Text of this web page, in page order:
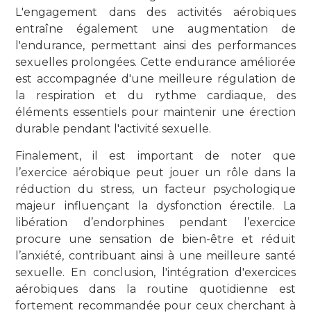
L'engagement dans des activités aérobiques
entraîne également une augmentation de
l'endurance, permettant ainsi des performances
sexuelles prolongées. Cette endurance améliorée
est accompagnée d'une meilleure régulation de
la respiration et du rythme cardiaque, des
éléments essentiels pour maintenir une érection
durable pendant l'activité sexuelle.
Finalement, il est important de noter que
l’exercice aérobique peut jouer un rôle dans la
réduction du stress, un facteur psychologique
majeur influençant la dysfonction érectile. La
libération d’endorphines pendant l’exercice
procure une sensation de bien-être et réduit
l’anxiété, contribuant ainsi à une meilleure santé
sexuelle. En conclusion, l'intégration d'exercices
aérobiques dans la routine quotidienne est
fortement recommandée pour ceux cherchant à